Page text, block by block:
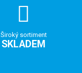
Široký sortiment
SKLADEM